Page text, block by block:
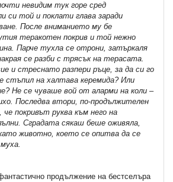
невидим тук горе сред
си той и поклати глава заради
После вниманието му бе
теракотен покрив и той нежно
Парче тухла се отрони, затъркаля
се разби с трясък на терасата.
и стреснато разпери ръце, за да си го
стъпил на халтава керемида? Или
Не се чуваше вой от аларми на коли –
Последва втори, по-продължителен
покривът руква към него на
Сградата сякаш беше оживяла,
животно, което се опитва да се
продължение на бестселъра